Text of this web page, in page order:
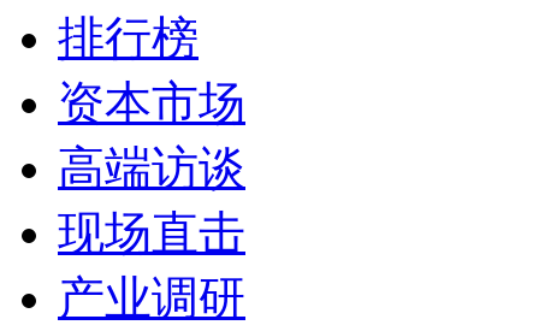
排行榜
资本市场
高端访谈
现场直击
产业调研